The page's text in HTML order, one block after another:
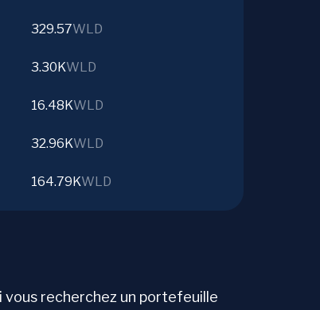
329.57WLD
3.30KWLD
16.48KWLD
32.96KWLD
164.79KWLD
vous recherchez un portefeuille